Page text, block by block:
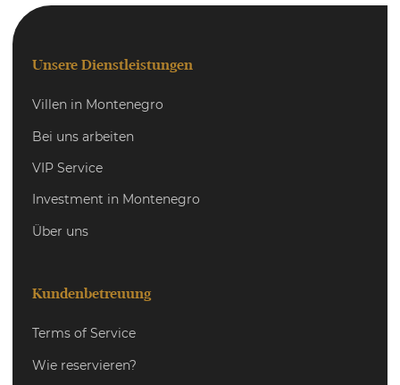
Unsere Dienstleistungen
Villen in Montenegro
Bei uns arbeiten
VIP Service
Investment in Montenegro
Über uns
Kundenbetreuung
Terms of Service
Wie reservieren?